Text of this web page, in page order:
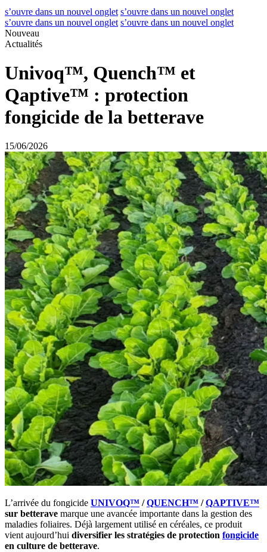
s’ouvre dans un nouvel onglet s’ouvre dans un nouvel onglet
s’ouvre dans un nouvel onglet s’ouvre dans un nouvel onglet
Nouveau
Actualités
Univoq™, Quench™ et
Qaptive™ : protection
fongicide de la betterave
15/06/2026
L’arrivée du fongicide UNIVOQ™ /QUENCH™ /QAPTIVE™
sur betterave marque une avancée importante dans la gestion des
maladies foliaires. Déjà largement utilisé en céréales, ce produit
vient aujourd’hui diversifier les stratégies de protection fongicide
en culture de betterave.